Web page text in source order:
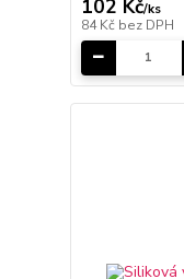
102 Kč/ks
84 Kč bez DPH